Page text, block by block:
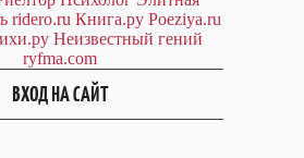
ridero.ru Книга.ру Poeziya.ru
Неизвестный гений
ryfma.com
ВХОД НА САЙТ